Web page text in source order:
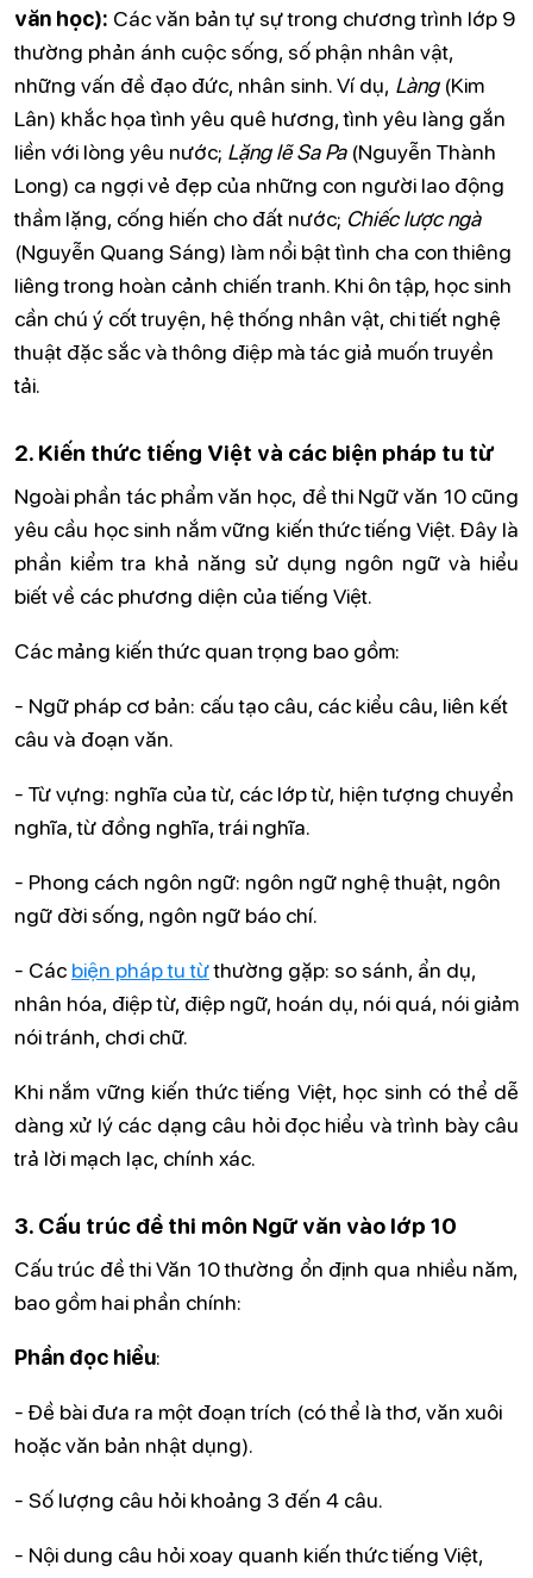
văn học): Các văn bản tự sự trong chương trình lớp 9
thường phản ánh cuộc sống, số phận nhân vật,
những vấn đề đạo đức, nhân sinh. Ví dụ, Làng(Kim
Lân) khắc họa tình yêu quê hương, tình yêu làng gắn
liền với lòng yêu nước; Lặng lẽ Sa Pa(Nguyễn Thành
Long) ca ngợi vẻ đẹp của những con người lao động
thầm lặng, cống hiến cho đất nước; Chiếc lược ngà
(Nguyễn Quang Sáng) làm nổi bật tình cha con thiêng
liêng trong hoàn cảnh chiến tranh. Khi ôn tập, học sinh
cần chú ý cốt truyện, hệ thống nhân vật, chi tiết nghệ
thuật đặc sắc và thông điệp mà tác giả muốn truyền
tải.
2. Kiến thức tiếng Việt và các biện pháp tu từ
Ngoài phần tác phẩm văn học, đề thi Ngữ văn 10 cũng
yêu cầu học sinh nắm vững kiến thức tiếng Việt. Đây là
phần kiểm tra khả năng sử dụng ngôn ngữ và hiểu
biết về các phương diện của tiếng Việt.
Các mảng kiến thức quan trọng bao gồm:
- Ngữ pháp cơ bản: cấu tạo câu, các kiểu câu, liên kết
câu và đoạn văn.
- Từ vựng: nghĩa của từ, các lớp từ, hiện tượng chuyển
nghĩa, từ đồng nghĩa, trái nghĩa.
- Phong cách ngôn ngữ: ngôn ngữ nghệ thuật, ngôn
ngữ đời sống, ngôn ngữ báo chí.
- Các biện pháp tu từthường gặp: so sánh, ẩn dụ,
nhân hóa, điệp từ, điệp ngữ, hoán dụ, nói quá, nói giảm
nói tránh, chơi chữ.
Khi nắm vững kiến thức tiếng Việt, học sinh có thể dễ
dàng xử lý các dạng câu hỏi đọc hiểu và trình bày câu
trả lời mạch lạc, chính xác.
3. Cấu trúc đề thi môn Ngữ văn vào lớp 10
Cấu trúc đề thi Văn 10 thường ổn định qua nhiều năm,
bao gồm hai phần chính:
Phần đọc hiểu:
- Đề bài đưa ra một đoạn trích (có thể là thơ, văn xuôi
hoặc văn bản nhật dụng).
- Số lượng câu hỏi khoảng 3 đến 4 câu.
- Nội dung câu hỏi xoay quanh kiến thức tiếng Việt,